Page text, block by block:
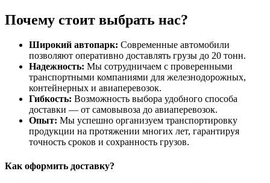
Почему стоит выбрать нас?
Широкий автопарк: Современные автомобили
позволяют оперативно доставлять грузы до 20 тонн.
Надежность: Мы сотрудничаем с проверенными
транспортными компаниями для железнодорожных,
контейнерных и авиаперевозок.
Гибкость: Возможность выбора удобного способа
доставки — от самовывоза до авиаперевозок.
Опыт: Мы успешно организуем транспортировку
продукции на протяжении многих лет, гарантируя
точность сроков и сохранность грузов.
Как оформить доставку?